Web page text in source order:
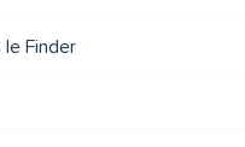
Finder